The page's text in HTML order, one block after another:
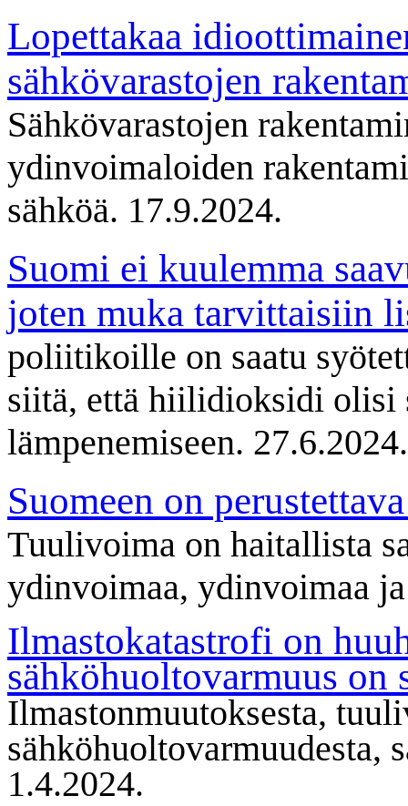
Lopettakaa
sähkövarastojen
Sähkövarastojen
ydinvoimaloiden
sähköä. 17.9.2024.
Suomi ei kuulemma
joten muka tarvittaisiin
poliitikoille on saatu
siitä, että hiilidioksidi olisi
lämpenemiseen. 27.6.2024.
Suomeen on
Tuulivoima on haitallista
ydinvoimaa, ydinvoimaa
Ilmastokatastrofi on
sähköhuoltovarmuus on
Ilmastonmuutoksesta,
sähköhuoltovarmuudesta,
1.4.2024.